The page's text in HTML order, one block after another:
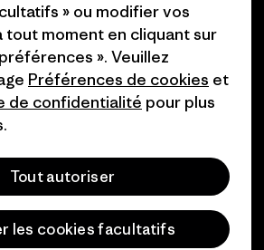
Rights Reserved.
» ou modifier vos
moment en cliquant sur
». Veuillez
Préférences de cookies et
de confidentialité pour plus
Tout autoriser
les cookies facultatifs